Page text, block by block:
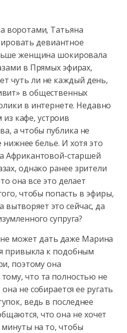
воротами, Татьяна
девиантное
женщина шокировала
в Прямых эфирах,
чуть ли не каждый день,
в общественных
в интернете. Недавно
кафе, устроив
а чтобы публика не
нижнее белье. И хотя это
Африкантовой-старшей
однако ранее зрители
она все это делает
чтобы попасть в эфиры,
вытворяет это сейчас, да
супруга?
может дать даже Марина
привыкла к подобным
поэтому она
что та полностью не
не собирается ее ругать
ведь в последнее
что она не хочет
на то, чтобы